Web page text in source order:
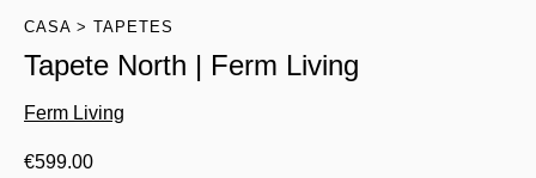
CASA TAPETES
Tapete North | Ferm Living
Ferm Living
€599.00